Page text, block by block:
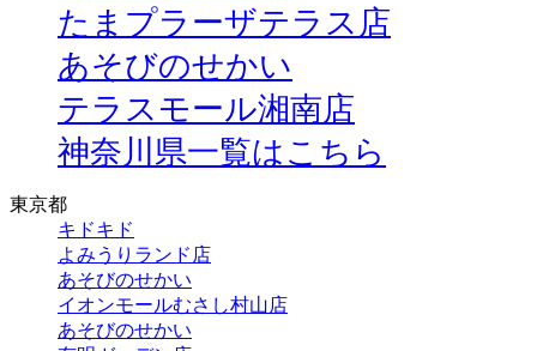
たまプラーザテラス店
あそびのせかい
テラスモール湘南店
神奈川県一覧はこちら
東京都
キドキド
よみうりランド店
あそびのせかい
イオンモールむさし村山店
あそびのせかい